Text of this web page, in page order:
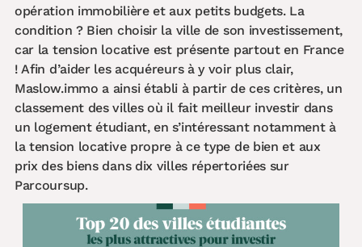
opération immobilière et aux petits budgets. La
condition ? Bien choisir la ville de son investissement,
car la tension locative est présente partout en France
! Afin d’aider les acquéreurs à y voir plus clair,
Maslow.immo a ainsi établi à partir de ces critères, un
classement des villes où il fait meilleur investir dans
un logement étudiant, en s’intéressant notamment à
la tension locative propre à ce type de bien et aux
prix des biens dans dix villes répertoriées sur
Parcoursup.